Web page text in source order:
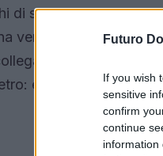
Futuro
If you wish
sensitive
confirm
continue
information
di significato e li
vena di tristezza. In
ciò che si è stati
è un segnale che